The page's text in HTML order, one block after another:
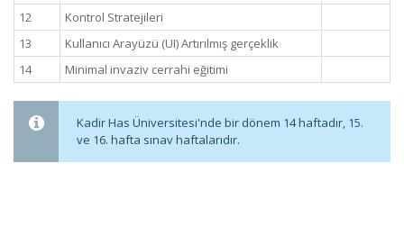
12
Kontrol Stratejileri
13
Kullanıcı Arayüzü (UI) Artırılmış gerçeklik
14
Minimal invaziv cerrahi eğitimi
Kadir Has Üniversitesi'nde bir dönem 14 haftadır, 15.
ve 16. hafta sınav haftalarıdır.